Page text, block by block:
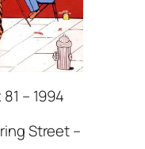
– 1994
Street –